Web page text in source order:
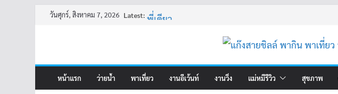
Skipวันศุกร์, สิงหาคม 7, 2026 Latest:
ครูเล่าผี มีอยู่ว่า 4
อ้วนแต่พยายาม 2
หน้าแรก ว่ายน้ำ พาเที่ยว งานอีเว้นท์ งานวิ่ง แม่หมีรีวิว สุขภาพ